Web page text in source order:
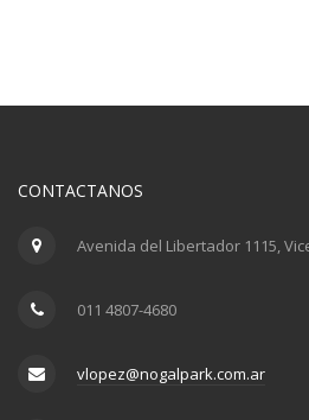
CONTACTANOS
Avenida del Libertador 1115,
011 4807-4680
vlopez@nogalpark.com.ar